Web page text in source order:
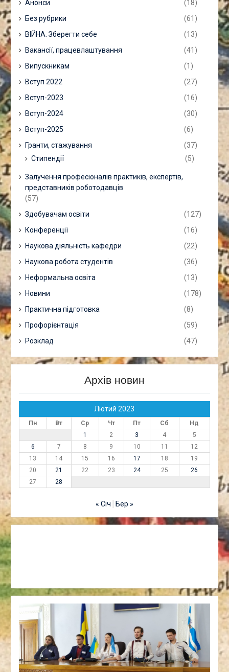
Анонси
(18)
Без рубрики
(61)
ВІЙНА. Зберегти себе
(13)
Вакансії, працевлаштування
(41)
Випускникам
(1)
Вступ 2022
(27)
Вступ-2023
(16)
Вступ-2024
(30)
Вступ-2025
(6)
Гранти, стажування
(37)
Стипендії
(5)
Залучення професіоналів практиків, експертів,
представників роботодавців
(57)
Здобувачам освіти
(127)
Конференції
(16)
Наукова діяльність кафедри
(22)
Наукова робота студентів
(36)
Неформальна освіта
(13)
Новини
(178)
Практична підготовка
(8)
Профорієнтація
(59)
Розклад
(47)
Архів новин
Лютий 2023
Пн Вт Ср Чт Пт Сб
Нд
1
2 3 4
5
6
7 8 9 10 11
12
13
14 15 16 17 18
19
20
21 22 23 24 25
26
27
28
« Січ Бер »